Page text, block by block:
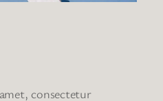
consectetur